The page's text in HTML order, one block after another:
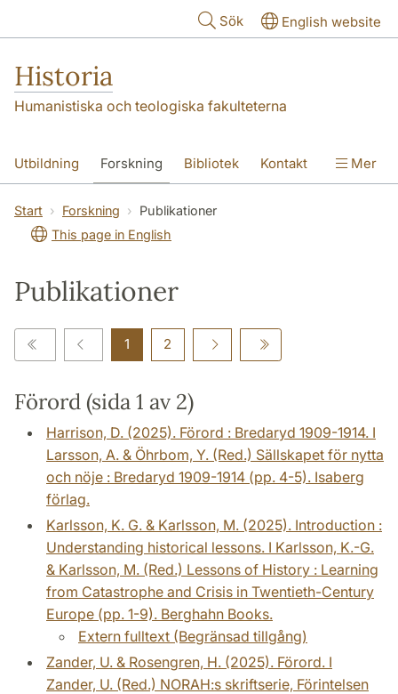
Sök English website
Historia
Humanistiska och teologiska fakulteterna
Utbildning Forskning Bibliotek Kontakt
Om oss
Mer
Start Forskning
Publikationer
This page in English
Publikationer
1 2
Förord (sida 1 av 2)
Harrison, D. (2025). Förord : Bredaryd 1909-1914. I
Larsson, A. & Öhrbom, Y. (Red.) Sällskapet för nytta
och nöje : Bredaryd 1909-1914 (pp. 4-5). Isaberg
förlag.
Karlsson, K. G. & Karlsson, M. (2025). Introduction :
Understanding historical lessons. I Karlsson, K.-G.
& Karlsson, M. (Red.) Lessons of History : Learning
from Catastrophe and Crisis in Twentieth-Century
Europe (pp. 1-9). Berghahn Books.
Extern fulltext (Begränsad tillgång)
Zander, U. & Rosengren, H. (2025). Förord. I
Zander, U. (Red.) NORAH:s skriftserie, Förintelsen